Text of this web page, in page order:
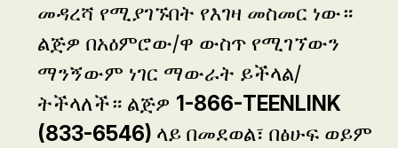
መዳረሻ የሚያገኙበት የእገዛ መስመር ነው።
ልጅዎ በአዕምሮው/ዋ ውስጥ የሚገኘውን
ማንኝውም ነገር ማውራት ይችላል/
ትችላለች። ልጅዎ 1-866-TEENLINK
(833-6546) ላይ በመደወል፣ በፅሁፍ ወይም